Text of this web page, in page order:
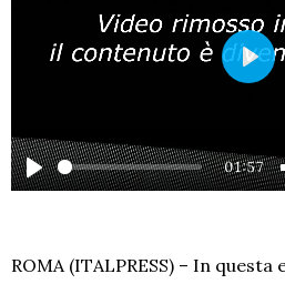
PLAY
01:57
ROMA (ITALPRESS) – In questa